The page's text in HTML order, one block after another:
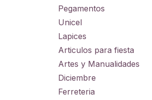
Pegamentos
Unicel
Lapices
Articulos para fiesta
Artes y Manualidades
Diciembre
Ferreteria